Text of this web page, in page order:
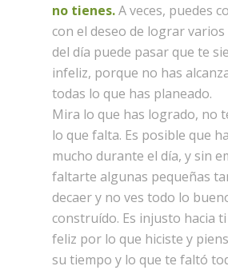
no tienes.A veces, puedes
con el deseo de lograr
del día puede pasar que te
infeliz, porque no has
todas lo que has planeado.
Mira lo que has logrado, no
lo que falta. Es posible que
mucho durante el día, y sin
faltarte algunas pequeñas
decaer y no ves todo lo
construído. Es injusto hacia
feliz por lo que hiciste y
su tiempo y lo que te faltó